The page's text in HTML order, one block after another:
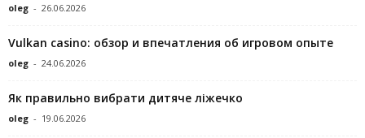
oleg - 26.06.2026
Vulkan casino: обзор и впечатления об игровом опыте
oleg - 24.06.2026
Як правильно вибрати дитяче ліжечко
oleg - 19.06.2026